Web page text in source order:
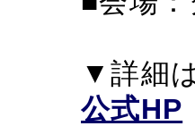
▼詳細
公式HP